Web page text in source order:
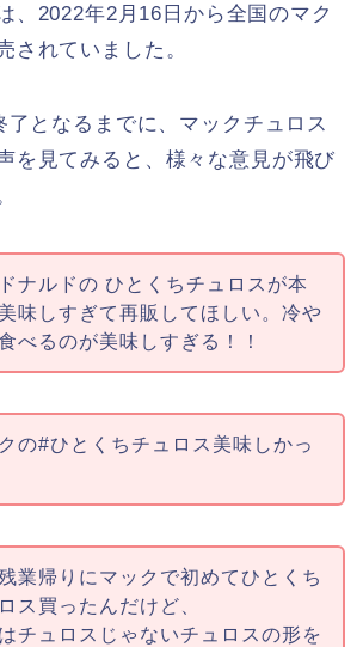
、2022年2月16日から全国のマク
されていました。
了となるまでに、マックチュロス
を見てみると、様々な意見が飛び
ナルドの ひとくちチュロスが本
味しすぎて再販してほしい。冷や
べるのが美味しすぎる！！
の#ひとくちチュロス美味しかっ
業帰りにマックで初めてひとくち
ス買ったんだけど、
チュロスじゃないチュロスの形を